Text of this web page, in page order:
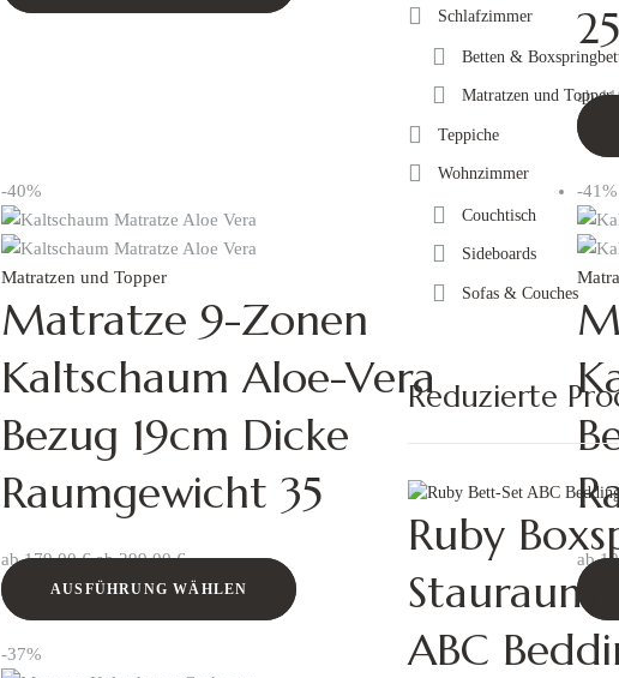
25
ab
-40%
Matratzen und Topper
Matratze 9-Zonen
Kaltschaum Aloe-Vera
Bezug 19cm Dicke
Raumgewicht 35
ab179,00€ ab299,00€
AUSFÜHRUNG WÄHLEN
-41%
ab
-37%
Schlafzimmer
Betten &
Matratzen und Topper
Teppiche
Wohnzimmer
Couchtisch
Sideboards
Sofas & Couches
Reduzierte
Ruby
Stauraum
ABC